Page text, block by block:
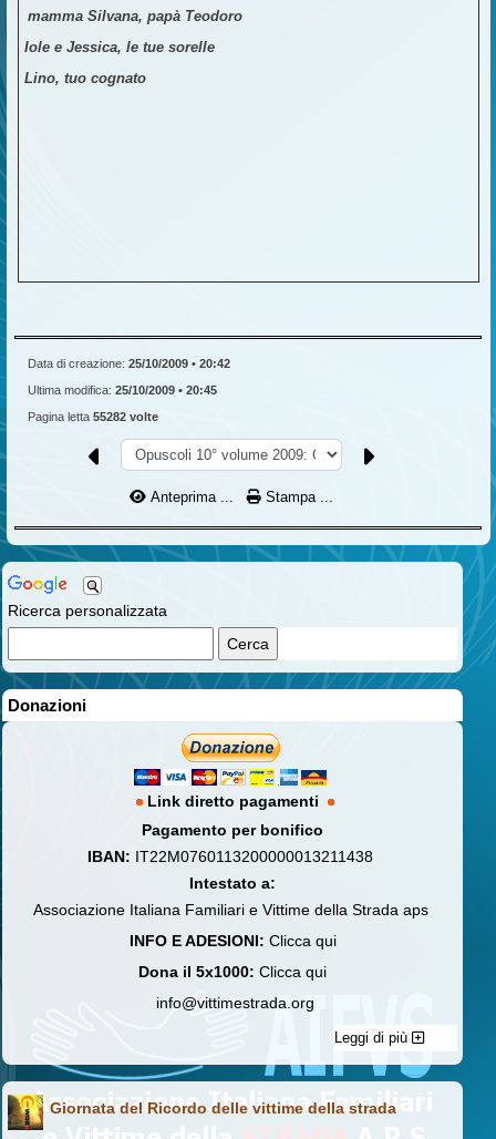
Ricerca personalizzata
Donazioni
Link diretto pagamenti
Pagamento per bonifico
IBAN: IT22M0760113200000013211438
Intestato a:
Associazione Italiana Familiari e Vittime della Strada aps
INFO E ADESIONI: Clicca qui
Dona il 5x1000: Clicca qui
info@vittimestrada.org
Leggi di più
Giornata del Ricordo delle vittime della strada
mamma Silvana, papà Teodoro
Iole e Jessica, le tue sorelle
Lino, tuo cognato
Data di creazione: 25/10/2009 • 20:42
Ultima modifica: 25/10/2009 • 20:45
Pagina letta 55282 volte
Anteprima ... Stampa ...